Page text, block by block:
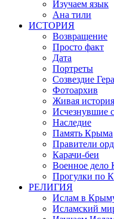
Изучаем язык
Ана тили
ИСТОРИЯ
Возвращение
Просто факт
Дата
Портреты
Созвездие
Фотоархив
Живая история
Исчезнувшие
Наследие
Память Крыма
Правители
Карачи-беи
Военное дело
Прогулки по
РЕЛИГИЯ
Ислам в
Исламский